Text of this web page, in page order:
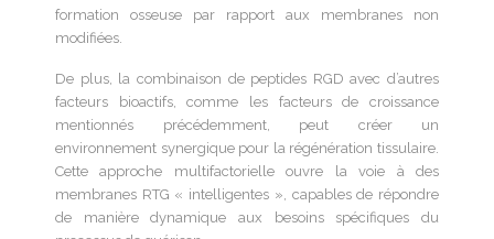
formation osseuse par rapport aux membranes non
modifiées.
De plus, la combinaison de peptides RGD avec d’autres
facteurs bioactifs, comme les facteurs de croissance
mentionnés précédemment, peut créer un
environnement synergique pour la régénération tissulaire.
Cette approche multifactorielle ouvre la voie à des
membranes RTG « intelligentes », capables de répondre
de manière dynamique aux besoins spécifiques du